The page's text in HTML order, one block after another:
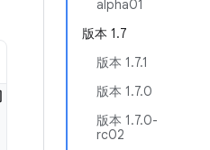
alpha01
版本 1.7
版本 1.7.1
版本 1.7.0
版本 1.7.0-
rc02